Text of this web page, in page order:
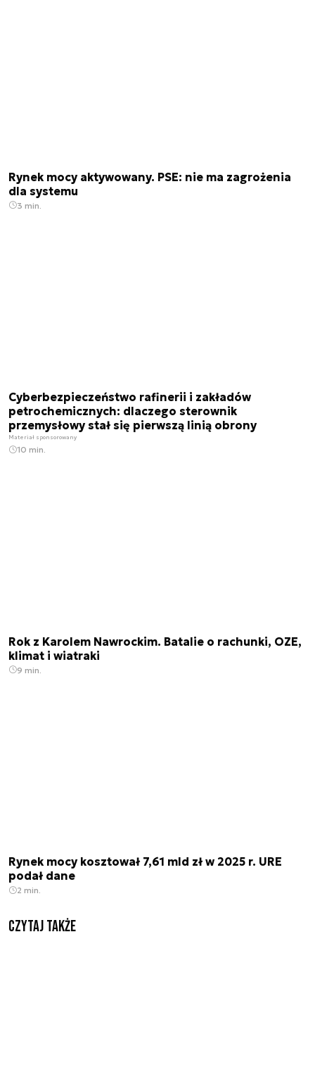
Rynek mocy aktywowany. PSE: nie ma zagrożenia
dla systemu
3 min.
Cyberbezpieczeństwo rafinerii i zakładów
petrochemicznych: dlaczego sterownik
przemysłowy stał się pierwszą linią obrony
Materiał sponsorowany
10 min.
Rok z Karolem Nawrockim. Batalie o rachunki, OZE,
klimat i wiatraki
9 min.
Rynek mocy kosztował 7,61 mld zł w 2025 r. URE
podał dane
2 min.
Czytaj także